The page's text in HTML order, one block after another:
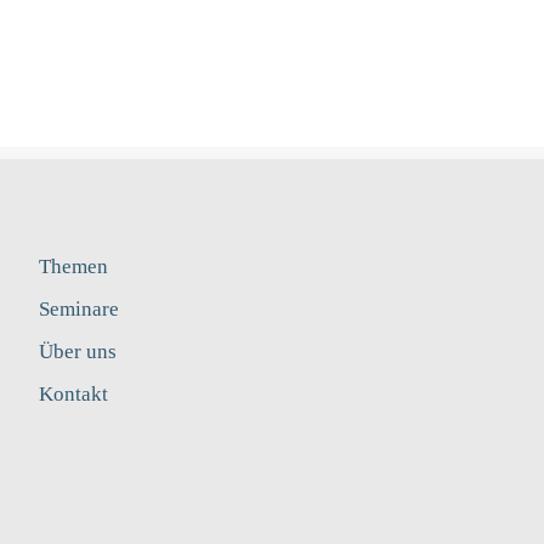
Themen
Seminare
Über uns
Kontakt